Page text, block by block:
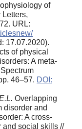
of
URL:
17.07.2020).
of physical
A meta-
46–57. DOI:
Overlapping
disorder and
A cross-
and social skills //